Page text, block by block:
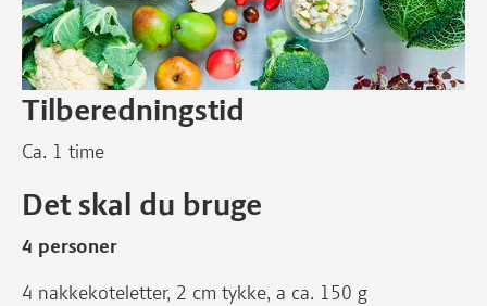
Tilberedningstid
Ca. 1 time
Det skal du bruge
4 personer
4 nakkekoteletter, 2 cm tykke, a ca. 150 g